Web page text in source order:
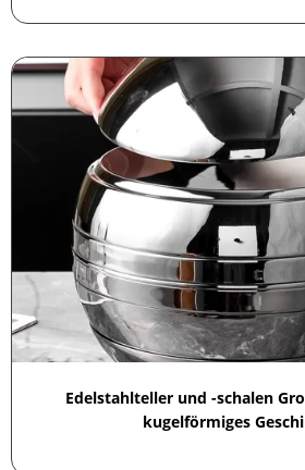
Edelstahlteller und -schalen
kugelförmiges